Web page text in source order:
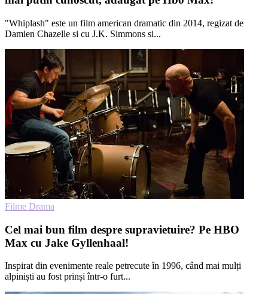
"Whiplash" este un film american dramatic din 2014, regizat de
Damien Chazelle si cu J.K. Simmons si...
Filme Drama
Cel mai bun film despre supravietuire? Pe HBO
Max cu Jake Gyllenhaal!
Inspirat din evenimente reale petrecute în 1996, când mai mulți
alpiniști au fost prinși într-o furt...